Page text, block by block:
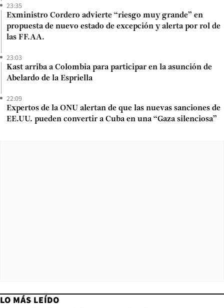
23:35
Exministro Cordero advierte “riesgo muy grande” en
propuesta de nuevo estado de excepción y alerta por rol de
las FF.AA.
23:03
Kast arriba a Colombia para participar en la asunción de
Abelardo de la Espriella
22:09
Expertos de la ONU alertan de que las nuevas sanciones de
EE.UU. pueden convertir a Cuba en una “Gaza silenciosa”
LO MÁS LEÍDO